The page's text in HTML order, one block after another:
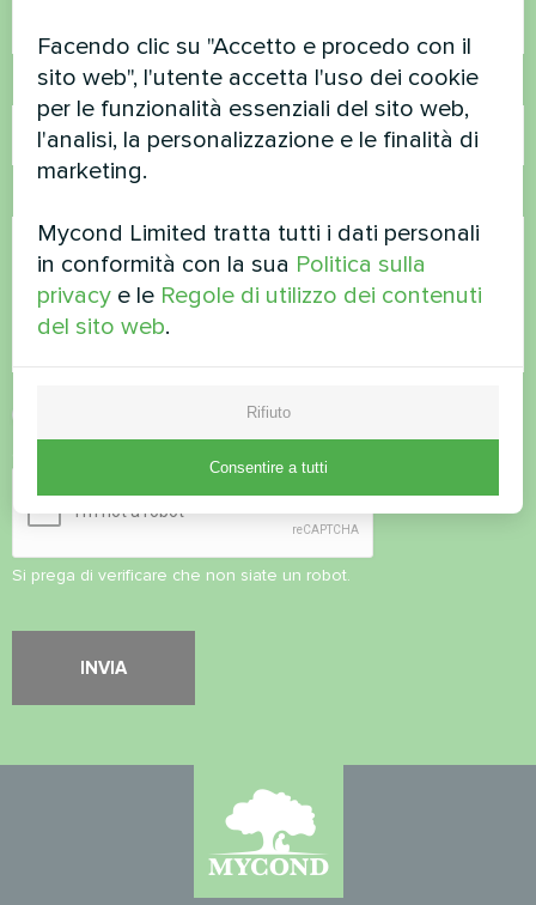
Email
informativa sulla privacy
Si prega di verificare che non siate un robot.
Facendo clic su "Accetto e procedo con il
sito web", l'utente accetta l'uso dei cookie
per le funzionalità essenziali del sito web,
l'analisi, la personalizzazione e le finalità di
marketing.
Mycond Limited tratta tutti i dati personali
in conformità con la sua Politica sulla
privacy e le Regole di utilizzo dei contenuti
del sito web.
Rifiuto
Consentire a tutti